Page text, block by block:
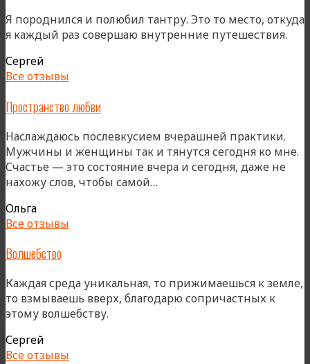
Я породнился и полюбил тантру. Это то место, откуда
я каждый раз совершаю внутренние путешествия.
Сергей
Все отзывы
Пространство любви
Наслаждаюсь послевкусием вчерашней практики.
Мужчины и женщины так и тянутся сегодня ко мне.
Счастье — это состояние вчера и сегодня, даже не
нахожу слов, чтобы самой…
Ольга
Все отзывы
Волшебство
Каждая среда уникальная, то прижимаешься к земле,
то взмываешь вверх, благодарю сопричастных к
этому волшебству.
Сергей
Все отзывы